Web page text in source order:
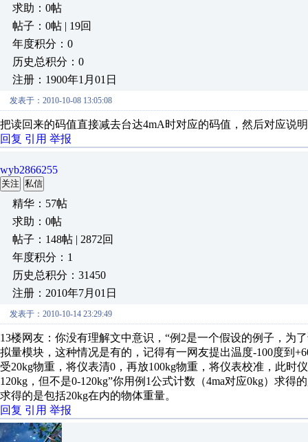
求助：0帖
帖子：0帖 | 19回
年度积分：0
历史总积分：0
注册：1900年1月01日
发表于：2010-10-08 13:05:08
把读回来的码值直接减去台达4mA时对应的码值，然后对应说
回复 引用 举报
wyb2866255
关注 私信
精华：57帖
求助：0帖
帖子：148帖 | 2872回
年度积分：1
历史总积分：31450
注册：2010年7月01日
发表于：2010-10-14 23:29:49
13楼网友：你没有理解文中意识，“例2是一个假设的例子，为
拟量模块，这种情况是有的，记得有一网友提出温度-100度到
受20kg物重，将仪表清0，再放100kg物重，将仪表校准，此时
120kg，但不是0-120kg”你用例1公式计数（4ma对应0kg）求
求得的是包括20kg在内的物体重量。
回复 引用 举报